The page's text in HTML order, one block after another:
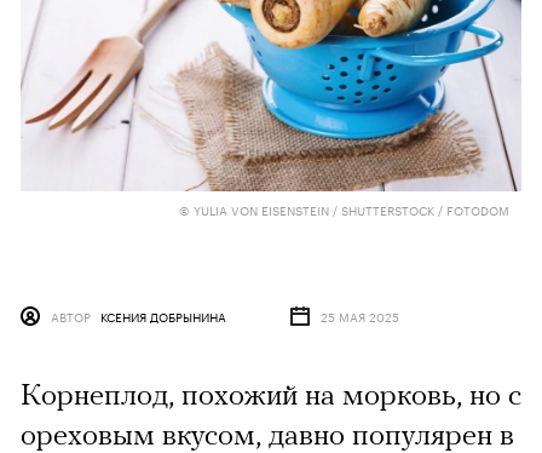
© YULIA VON EISENSTEIN / SHUTTERSTOCK / FOTODOM
АВТОР КСЕНИЯ ДОБРЫНИНА 25 МАЯ 2025
Корнеплод, похожий на морковь, но с
ореховым вкусом, давно популярен в